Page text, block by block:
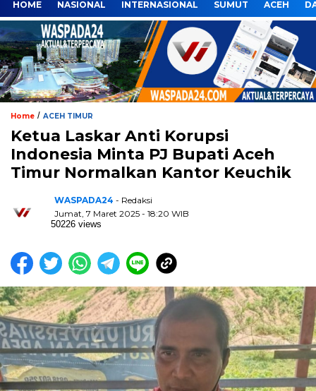
HOME NASIONAL INTERNASIONAL SUMUT ACEH
Home / ACEH TIMUR
Ketua Laskar Anti Korupsi
Indonesia Minta PJ Bupati Aceh
Timur Normalkan Kantor Keuchik
WASPADA24 - Redaksi
Jumat, 7 Maret 2025 - 18:20 WIB
50226 views